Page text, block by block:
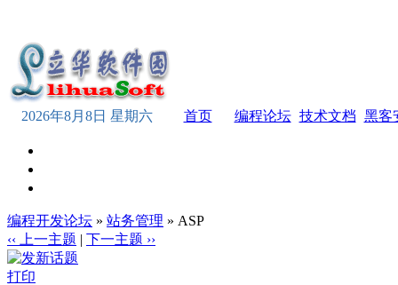
2026年8月8日 星期六 首页 编程论坛 技术文档 黑客
编程开发论坛 » 站务管理 » ASP
‹‹ 上一主题 | 下一主题 ››
打印